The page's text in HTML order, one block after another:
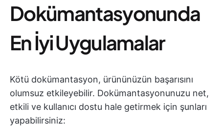
Dokümantasyonunda
En İyi Uygulamalar
Kötü dokümantasyon, ürününüzün başarısını
olumsuz etkileyebilir. Dokümantasyonunuzu net,
etkili ve kullanıcı dostu hale getirmek için şunları
yapabilirsiniz: